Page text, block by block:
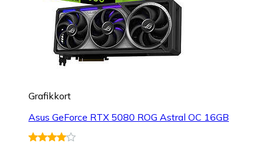
Grafikkort
Asus GeForce RTX 5080 ROG Astral OC 16GB